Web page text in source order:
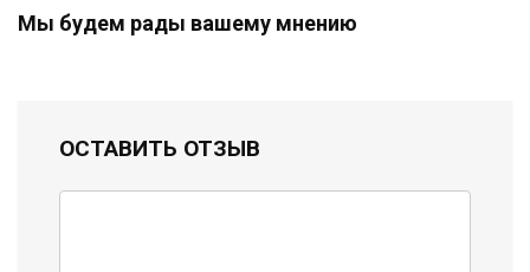
Мы будем рады вашему мнению
ОСТАВИТЬ ОТЗЫВ